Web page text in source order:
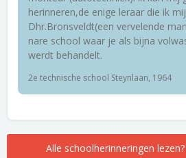
herinneren,de enige leraar die ik
Dhr.Bronsveldt(een vervelende
nare school waar je als bijna
werdt behandelt.
2e technische school Steynlaan, 1964
Alle schoolherinneringen